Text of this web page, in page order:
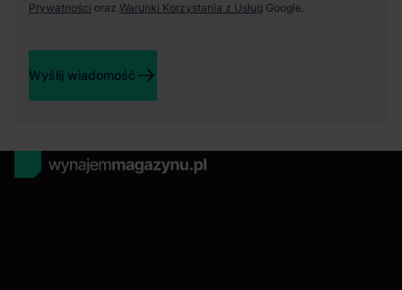
Prywatności oraz Warunki Korzystania z Usług Google.
Wyślij wiadomość